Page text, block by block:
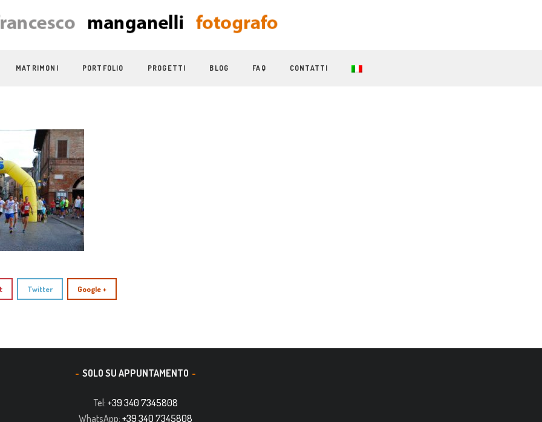
MATRIMONI PORTFOLIO PROGETTI BLOG FAQ CONTATTI
Twitter Google +
SOLO SU APPUNTAMENTO
Tel: +39 340 7345808
WhatsApp: +39 340 7345808